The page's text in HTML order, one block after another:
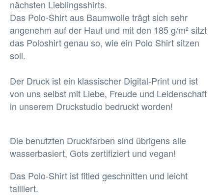
nächsten Lieblingsshirts.
Das Polo-Shirt aus Baumwolle trägt sich sehr
angenehm auf der Haut und mit den 185 g/m² sitzt
das Poloshirt genau so, wie ein Polo Shirt sitzen
soll.
Der Druck ist ein klassischer Digital-Print und ist
von uns selbst mit Liebe, Freude und Leidenschaft
in unserem Druckstudio bedruckt worden!
Die benutzten Druckfarben sind übrigens alle
wasserbasiert, Gots zertifiziert und vegan!
Das Polo-Shirt ist fitled geschnitten und leicht
tailliert.